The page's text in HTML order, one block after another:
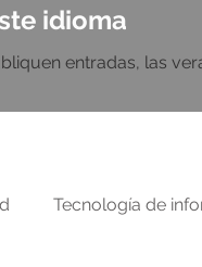
idioma
entradas, las
Tecnología de